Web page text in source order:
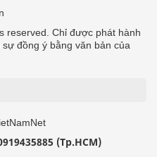
reserved. Chỉ được phát hành
đồng ý bằng văn bản của
(Tp.HCM)